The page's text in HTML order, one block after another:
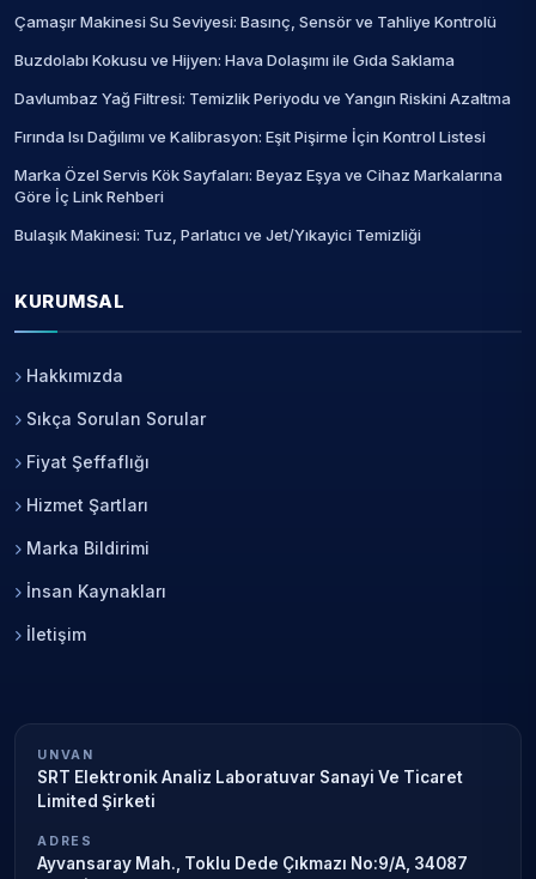
Çamaşır Makinesi Su Seviyesi: Basınç, Sensör ve Tahliye Kontrolü
Buzdolabı Kokusu ve Hijyen: Hava Dolaşımı ile Gıda Saklama
Davlumbaz Yağ Filtresi: Temizlik Periyodu ve Yangın Riskini Azaltma
Fırında Isı Dağılımı ve Kalibrasyon: Eşit Pişirme İçin Kontrol Listesi
Marka Özel Servis Kök Sayfaları: Beyaz Eşya ve Cihaz Markalarına
Göre İç Link Rehberi
Bulaşık Makinesi: Tuz, Parlatıcı ve Jet/Yıkayici Temizliği
KURUMSAL
Hakkımızda
Sıkça Sorulan Sorular
Fiyat Şeffaflığı
Hizmet Şartları
Marka Bildirimi
İnsan Kaynakları
İletişim
UNVAN
SRT Elektronik Analiz Laboratuvar Sanayi Ve Ticaret
Limited Şirketi
ADRES
Ayvansaray Mah., Toklu Dede Çıkmazı No:9/A, 34087